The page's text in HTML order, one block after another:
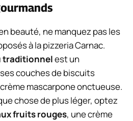
beauté, ne manquez pas les
à la pizzeria Carnac.
traditionnelest un
couches de biscuits
mascarpone onctueuse.
chose de plus léger, optez
fruits rouges, une crème